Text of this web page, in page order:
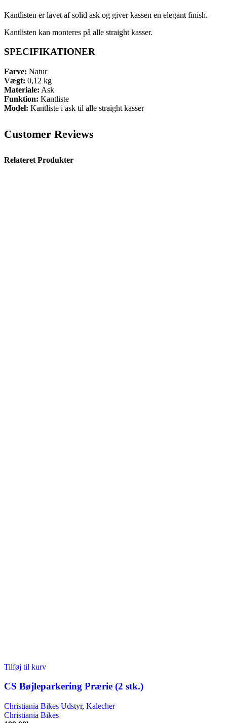
Kantlisten er lavet af solid ask og giver kassen en elegant finish.
Kantlisten kan monteres på alle straight kasser.
SPECIFIKATIONER
Farve: Natur
Vægt: 0,12 kg
Materiale: Ask
Funktion: Kantliste
Model: Kantliste i ask til alle straight kasser
Customer Reviews
Relateret Produkter
Tilføj til kurv
CS Bøjleparkering Prærie (2 stk.)
Christiania Bikes Udstyr, Kalecher
Christiania Bikes